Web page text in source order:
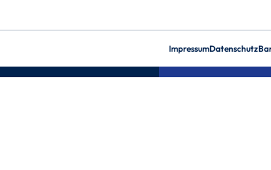
ImpressumDatenschutz